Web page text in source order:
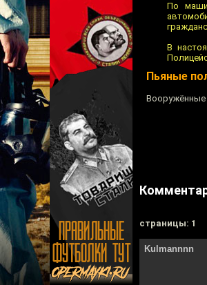
По
В
Пьяные
cтраницы: 1
Kulmannnn